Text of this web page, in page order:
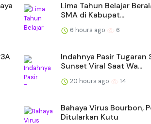
Lima Tahun Belajar
SMA di Kabupat...
6 hours ago 6
Indahnya Pasir Tugaran
Sunset Viral Saat Wa...
20 hours ago 14
Bahaya Virus Bourbon,
Ditularkan Kutu